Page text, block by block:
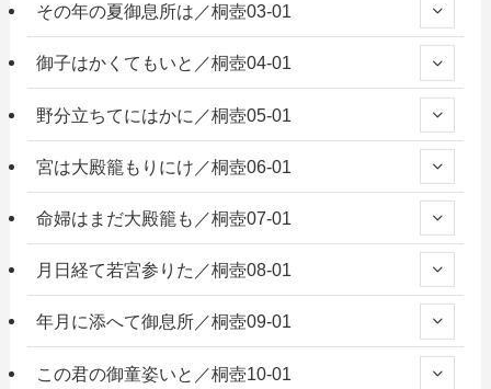
その年の夏御息所は／桐壺03-01
御子はかくてもいと／桐壺04-01
野分立ちてにはかに／桐壺05-01
宮は大殿籠もりにけ／桐壺06-01
命婦はまだ大殿籠も／桐壺07-01
月日経て若宮参りた／桐壺08-01
年月に添へて御息所／桐壺09-01
この君の御童姿いと／桐壺10-01